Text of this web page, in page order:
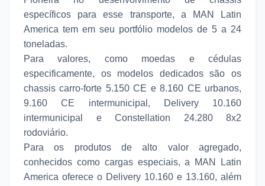
específicos para esse transporte, a MAN Latin
America tem em seu portfólio modelos de 5 a 24
toneladas.
Para valores, como moedas e cédulas
especificamente, os modelos dedicados são os
chassis carro-forte 5.150 CE e 8.160 CE urbanos,
9.160 CE intermunicipal, Delivery 10.160
intermunicipal e Constellation 24.280 8x2
rodoviário.
Para os produtos de alto valor agregado,
conhecidos como cargas especiais, a MAN Latin
America oferece o Delivery 10.160 e 13.160, além